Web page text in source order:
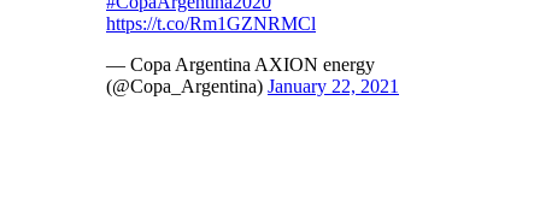
https://t.co/Rm1GZNRMCl
— Copa Argentina AXION energy
(@Copa_Argentina) January 22, 2021